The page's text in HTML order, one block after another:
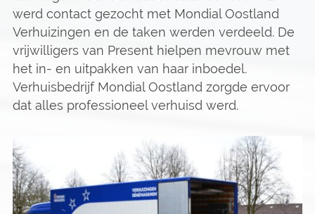
werd contact gezocht met Mondial Oostland
Verhuizingen en de taken werden verdeeld. De
vrijwilligers van Present hielpen mevrouw met
het in- en uitpakken van haar inboedel.
Verhuisbedrijf Mondial Oostland zorgde ervoor
dat alles professioneel verhuisd werd.